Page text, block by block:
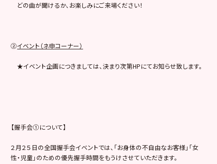
どの曲が聞けるか、お楽しみにご来場ください！
②イベント（ネ申コーナー）
★イベント企画につきましては、決まり次第HPにてお知らせ致します。
【握手会①について】
２月２５日の全国握手会イベントでは、「お身体の不自由なお客様」「女
性・児童」のための優先握手時間をもうけさせていただきます。